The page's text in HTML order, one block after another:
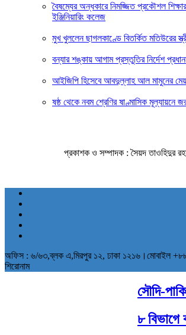
বৈষম্যের অন্ধকারে নিমজ্জিত প্রকৌশল
ইঞ্জিনিয়ারিং কলেজ
মুখ খুললেন ছাগলকাণ্ডে বিতর্কিত মতিউরের
বন্যার শঙ্কায় আগাম প্রস্তুতির নির্দেশ
আইজিপি হিসেবে আবদুল্লাহ আল মামুনের
ষষ্ঠ থেকে নবম শ্রেণির ষাণ্মাসিক মূল্যায়নে
প্রকাশক ও সম্পাদক : সৈয়দ তাওহিদুর
অফিস : ৬/৬৩,ব্লক এ,মিরপুর ১২, ঢাকা ১২১৬।মোবাইল
শিরোনাম
সৌদি-
৮ বিভাগে